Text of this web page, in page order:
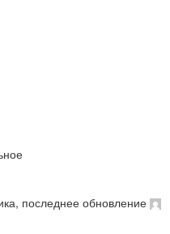
последнее обновление